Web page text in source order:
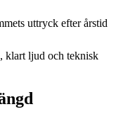
uttryck efter årstid
klart ljud och teknisk